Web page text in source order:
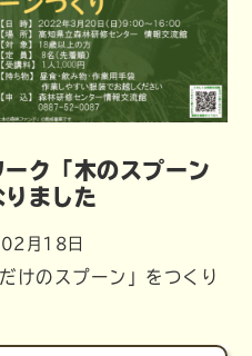
ク「木のスプーン
ました
月18日
けのスプーン」をつくり